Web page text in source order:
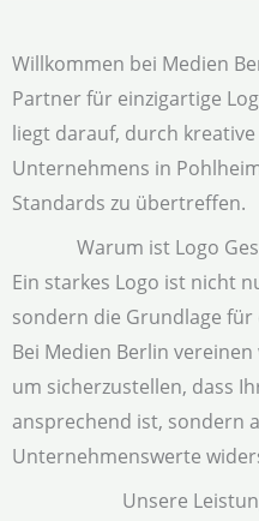
Willkommen bei Medien
Partner für einzigartige
liegt darauf, durch
Unternehmens in
Standards zu übertreffen.
Warum ist Logo
Ein starkes Logo ist nicht
sondern die Grundlage
Bei Medien Berlin
um sicherzustellen, dass
ansprechend ist, sondern
Unternehmenswerte
Unsere